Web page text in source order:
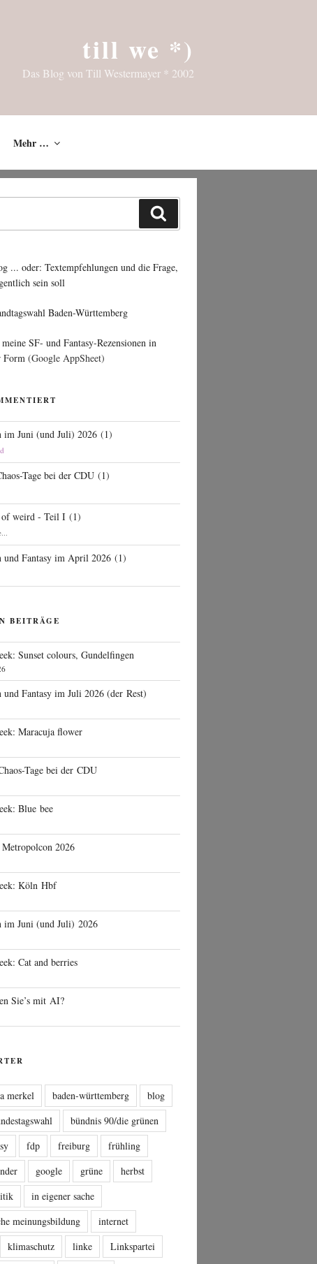
till we *)
Das Blog von Till Westermayer * 2002
Mehr …
... oder: Textempfehlungen und die Frage,
sein soll
Baden-Württemberg
SF- und Fantasy-Rezensionen in
Form (Google AppSheet)
im Juni (und Juli) 2026 (1)
Tage bei der CDU (1)
of weird - Teil I (1)
und Fantasy im April 2026 (1)
BEITRÄGE
Sunset colours, Gundelfingen
und Fantasy im Juli 2026 (der Rest)
Maracuja flower
Tage bei der CDU
Blue bee
2026
Köln Hbf
im Juni (und Juli) 2026
Cat and berries
Sie’s mit AI?
merkel baden-württemberg
blog
bündnis 90/die grünen
fdp freiburg
frühling
google grüne
herbst
in eigener sache
meinungsbildung
internet
klimaschutz linke
Linkspartei